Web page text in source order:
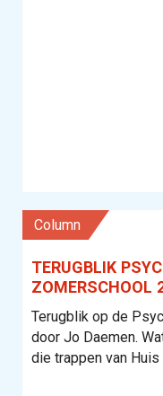
column
TERUGBLIK
ZOMERSCHOOL
Terugblik op de
door Jo Daemen.
die trappen van